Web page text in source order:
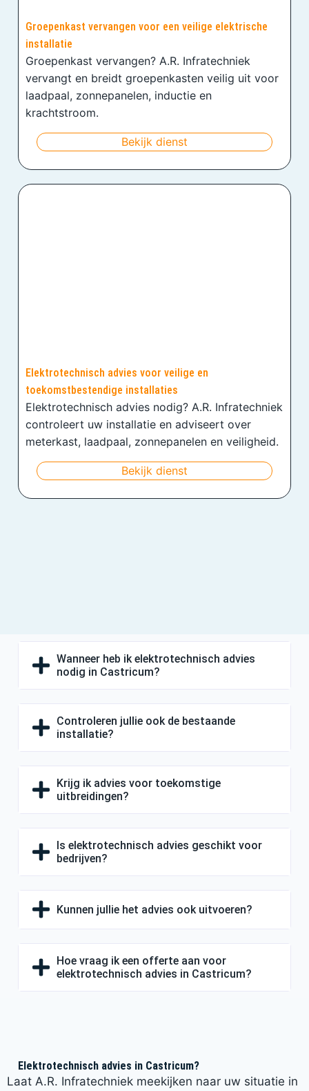
Groepenkast vervangen voor een veilige elektrische
installatie
Groepenkast vervangen? A.R. Infratechniek
vervangt en breidt groepenkasten veilig uit voor
laadpaal, zonnepanelen, inductie en
krachtstroom.
Bekijk dienst
Elektrotechnisch advies voor veilige en
toekomstbestendige installaties
Elektrotechnisch advies nodig? A.R. Infratechniek
controleert uw installatie en adviseert over
meterkast, laadpaal, zonnepanelen en veiligheid.
Bekijk dienst
Wanneer heb ik elektrotechnisch advies
nodig in Castricum?
Controleren jullie ook de bestaande
installatie?
Krijg ik advies voor toekomstige
uitbreidingen?
Is elektrotechnisch advies geschikt voor
bedrijven?
Kunnen jullie het advies ook uitvoeren?
Hoe vraag ik een offerte aan voor
elektrotechnisch advies in Castricum?
Elektrotechnisch advies in Castricum?
Laat A.R. Infratechniek meekijken naar uw situatie in